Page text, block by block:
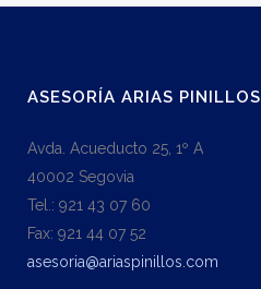
ASESORÍA ARIAS PINILLOS
Avda. Acueducto 25, 1º A
40002 Segovia
Tel.: 921 43 07 60
Fax: 921 44 07 52
asesoria@ariaspinillos.com